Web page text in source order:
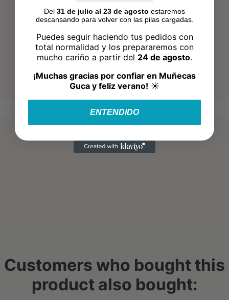
Customers who bought this
product also bought:
Del 31 de julio al 23 de agosto estaremos
descansando para volver con las pilas cargadas.
Puedes seguir haciendo tus pedidos con
total normalidad y los prepararemos con
mucho cariño a partir del 24 de agosto.
¡Muchas gracias por confiar en Muñecas
Guca y feliz verano! ☀️
ENTENDIDO